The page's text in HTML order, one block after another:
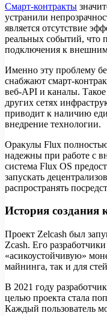
Смарт-контракты
устранили
является отсутствие
реальных событий, что
подключения к
Именно эту проблему
снабжают смарт-
веб-API и каналы.
других сетях
приводит к наличию
внедрение технологии.
Оракулы Flux
надежны при работе с
система Flux OS
запускать
распространять
История создания
Проект Zelcash был
Zcash. Его
«асикоустойчивую»
майнинга, так и для
В 2021 году
целью проекта стала
Каждый пользователь